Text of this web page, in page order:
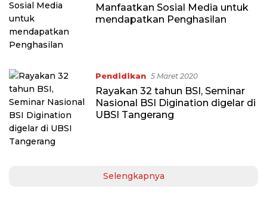
Manfaatkan Sosial Media untuk
mendapatkan Penghasilan
Pendidikan 5 Maret 2020
Rayakan 32 tahun BSI, Seminar
Nasional BSI Digination digelar di
UBSI Tangerang
Selengkapnya